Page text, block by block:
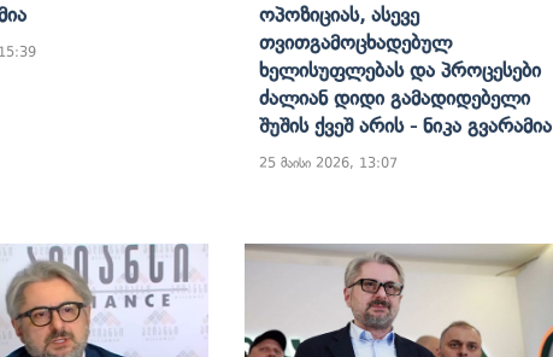
Ოპოზიციას, Ასევე
Თვითგამოცხადებულ
Ხელისუფლებას Და Პროცესები
Ძალიან Დიდი Გამადიდებელი
Შუშის Ქვეშ Არის - Ნიკა Გვარამია
25 მაისი 2026, 13:07